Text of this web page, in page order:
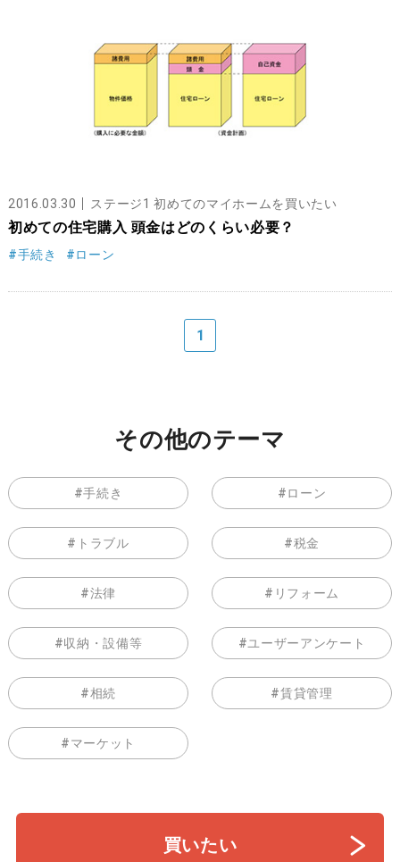
2016.03.30 ステージ1 初めてのマイホームを買いたい
初めての住宅購入 頭金はどのくらい必要？
#手続き #ローン
1
その他のテーマ
手続き ローン
トラブル 税金
法律 リフォーム
収納・設備等 ユーザーアンケート
相続 賃貸管理
マーケット
買いたい